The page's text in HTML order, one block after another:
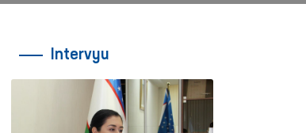
Intervyu